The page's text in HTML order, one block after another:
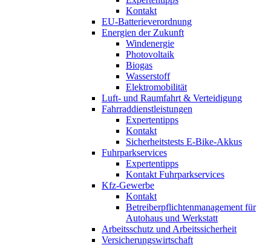
Kontakt
EU-Batterieverordnung
Energien der Zukunft
Windenergie
Photovoltaik
Biogas
Wasserstoff
Elektromobilität
Luft- und Raumfahrt & Verteidigung
Fahrraddienstleistungen
Expertentipps
Kontakt
Sicherheitstests E-Bike-Akkus
Fuhrparkservices
Expertentipps
Kontakt Fuhrparkservices
Kfz-Gewerbe
Kontakt
Betreiberpflichtenmanagement für
Autohaus und Werkstatt
Arbeitsschutz und Arbeitssicherheit
Versicherungswirtschaft